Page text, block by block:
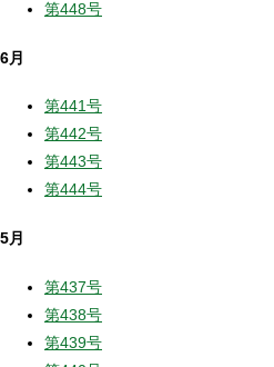
第448号
6月
第441号
第442号
第443号
第444号
5月
第437号
第438号
第439号